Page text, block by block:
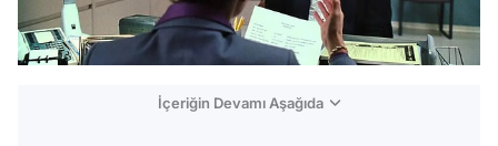
İçeriğin Devamı Aşağıda